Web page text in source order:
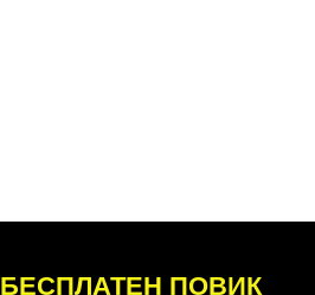
БЕСПЛАТЕН ПОВИК